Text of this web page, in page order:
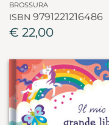
BROSSURA
ISBN 9791221216486
€ 22,00